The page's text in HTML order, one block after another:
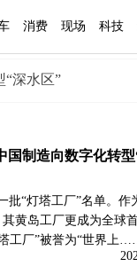
消费 现场 科技
深水区”
国制造向数字化转
批“灯塔工厂”名单。作
黄岛工厂更成为全球
工厂”被誉为“世界上